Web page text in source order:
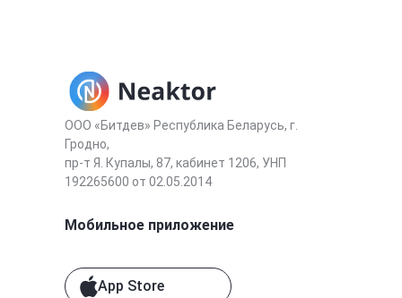
ООО «Битдев» Республика Беларусь, г.
Гродно,
пр-т Я. Купалы, 87, кабинет 1206, УНП
192265600 от 02.05.2014
Мобильное приложение
App Store